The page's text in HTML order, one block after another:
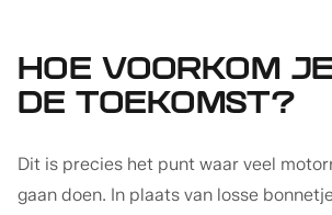
HOE VOORKOM
DE TOEKOMST?
Dit is precies het punt waar veel
gaan doen. In plaats van losse